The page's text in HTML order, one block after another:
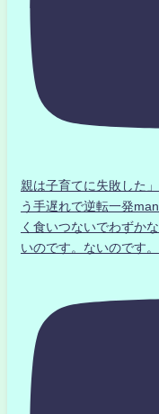
親は子育てに失敗した
う手遅れで逆転一発
く食いつないでわずか
いのです。ないのです。